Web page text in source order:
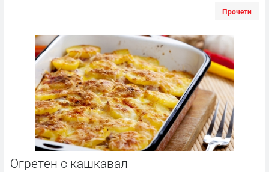
Прочети
Огретен с кашкавал